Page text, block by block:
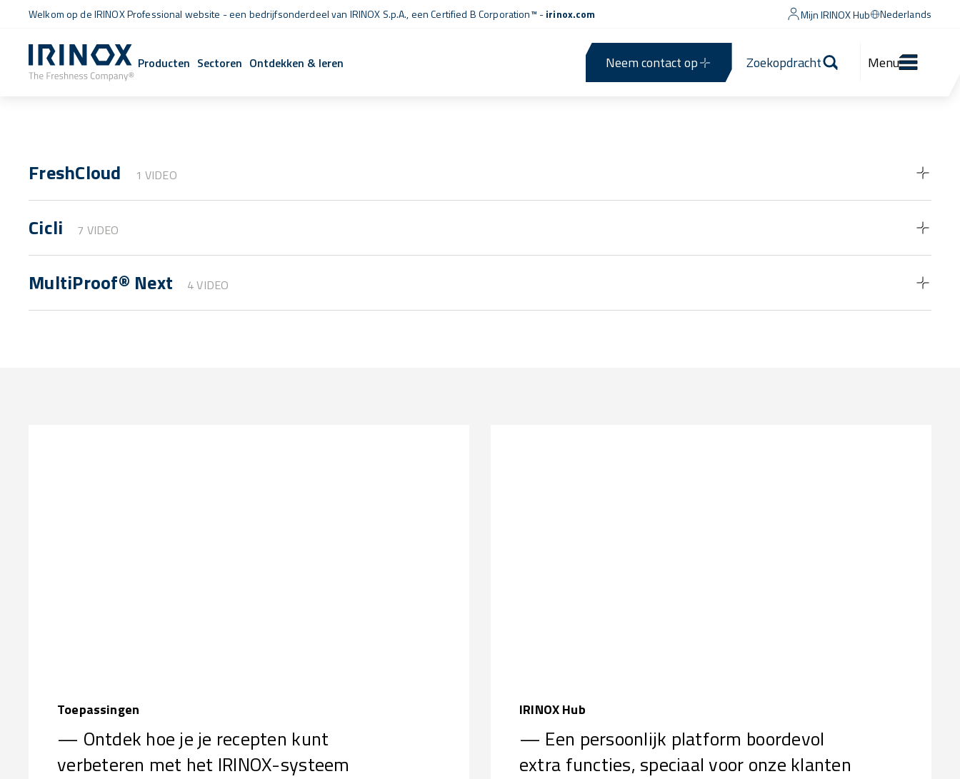
Welkom op de IRINOX Professional website - een bedrijfsonderdeel van IRINOX S.p.A., eenCertified B Corporation™ -irinox.com Mijn IRINOX Hub Nederlands
Producten Sectoren Ontdekken & leren Neem contact op Zoekopdracht Menu
FreshCloud 1 VIDEO
Cicli 7 VIDEO
MultiProof® Next 4 VIDEO
Toepassingen
— Ontdek hoe je je recepten kunt
verbeteren met het IRINOX-systeem
IRINOX Hub
— Een persoonlijk platform boordevol
extra functies, speciaal voor onze klanten